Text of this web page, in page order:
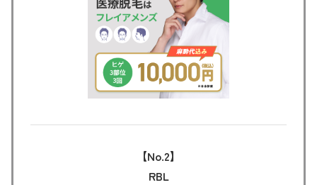
【No.2】
RBL